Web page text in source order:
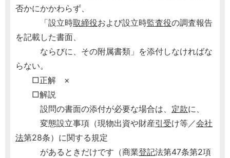
否かにかかわらず、
「設立時取締役および設立時監査役の調査報告
を記載した書面、
ならびに、その附属書類」を添付しなければな
らない。
□正解 ×
□解説
設問の書面の添付が必要な場合は、 定款に、
変態設立事項（現物出資や財産引受け等／会社
法第28条）に関する規定
があるときだけです（商業登記法第47条第2項